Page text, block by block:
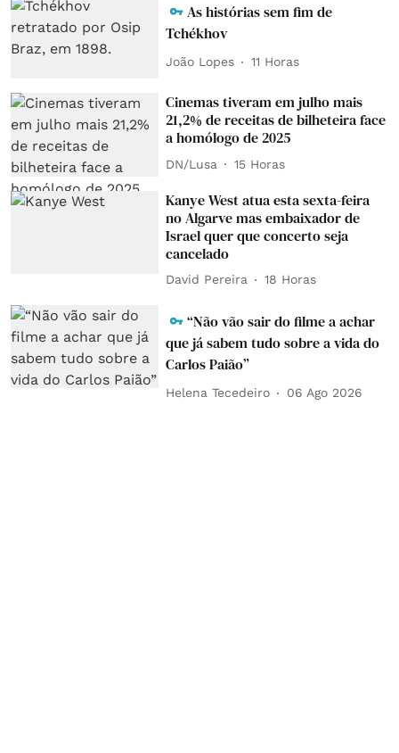
As histórias sem fim de
Tchékhov
João Lopes 11 Horas
Cinemas tiveram em julho mais
21,2% de receitas de bilheteira face
a homólogo de 2025
DN/Lusa 15 Horas
Kanye West atua esta sexta-feira
no Algarve mas embaixador de
Israel quer que concerto seja
cancelado
David Pereira 18 Horas
“Não vão sair do filme a achar
que já sabem tudo sobre a vida do
Carlos Paião”
Helena Tecedeiro 06 Ago 2026